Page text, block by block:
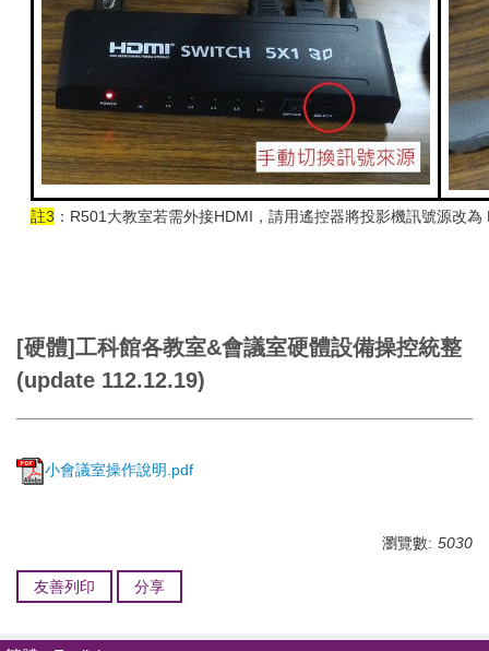
註3 ：R501大教室若需外接HDMI，請用遙控器將投影機訊號源改
[硬體]工科館各教室&會議室硬體設備操控統整
(update 112.12.19)
小會議室操作說明.pdf
瀏覽數: 5030
友善列印 分享